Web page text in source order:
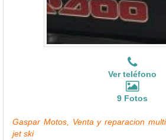
Ver teléfono
9 Fotos
Gaspar Motos, Venta y reparacion
jet ski